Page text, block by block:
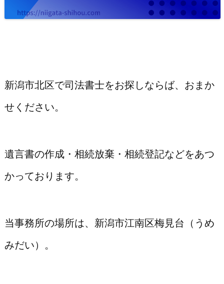
新潟市北区で司法書士をお探しならば、おまか
せください。
遺言書の作成・ 相続放棄 ・ 相続登記などをあつ
かっております。
当事務所の場所は、新潟市江南区梅見台（うめ
みだい）。